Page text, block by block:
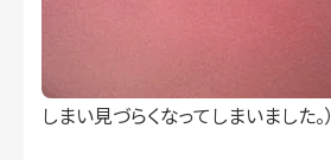
しまい見づらくなってしまいました。）